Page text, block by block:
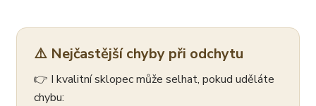
⚠️ Nejčastější chyby při odchytu
👉 I kvalitní sklopec může selhat, pokud uděláte
chybu: